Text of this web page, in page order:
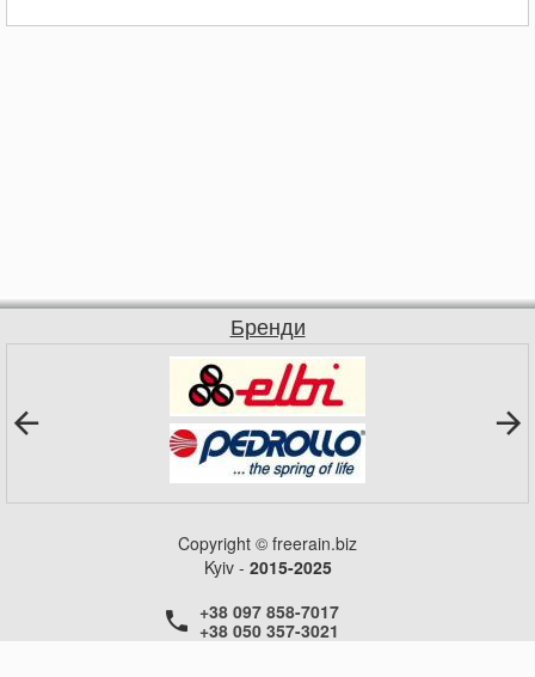
Бренди
Copyright © freerain.biz
Kyiv - 2015-2025
+38 097 858-7017
+38 050 357-3021